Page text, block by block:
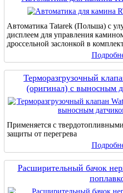
Автоматика Tatarek (Польша) с
дисплеем для управления
дроссельной заслонкой в
Терморазгрузочный
(оригинал) с выносным
Применяется с
защиты от перегрева
Расширительный бачок